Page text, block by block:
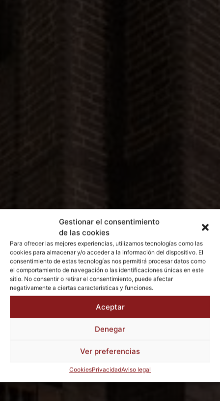
Gestionar el consentimiento
de las cookies
Para ofrecer las mejores experiencias, utilizamos tecnologías como las
cookies para almacenar y/o acceder a la información del dispositivo. El
consentimiento de estas tecnologías nos permitirá procesar datos como
el comportamiento de navegación o las identificaciones únicas en este
sitio. No consentir o retirar el consentimiento, puede afectar
negativamente a ciertas características y funciones.
Aceptar
Denegar
Ver preferencias
CookiesPrivacidadAviso legal